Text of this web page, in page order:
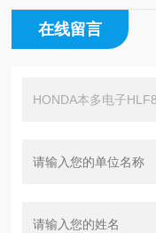
在线留言